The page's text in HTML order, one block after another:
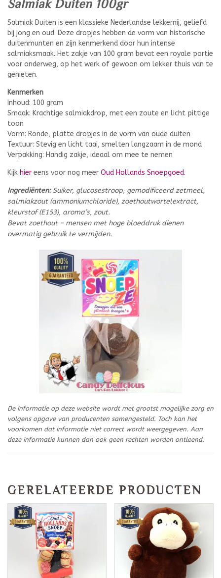
Salmiak Duiten 100gr
Salmiak Duiten is een klassieke Nederlandse lekkernij, geliefd
bij jong en oud. Deze dropjes hebben de vorm van historische
duitenmunten en zijn kenmerkend door hun intense
salmiaksmaak. Het zakje van 100 gram bevat een royale portie
voor onderweg, op het werk of gewoon om lekker thuis van te
genieten.
Kenmerken
Inhoud: 100 gram
Smaak: Krachtige salmiakdrop, met een zoute en licht pittige
toon
Vorm: Ronde, platte dropjes in de vorm van oude duiten
Textuur: Stevig en licht taai, smelten langzaam in de mond
Verpakking: Handig zakje, ideaal om mee te nemen
Kijk hier eens voor nog meer Oud Hollands Snoepgoed.
Ingrediënten:Suiker, glucosestroop, gemodificeerd zetmeel,
salmiakzout (ammoniumchloride), zoethoutwortelextract,
kleurstof (E153), aroma’s, zout.
Bevat zoethout – mensen met hoge bloeddruk dienen
overmatig gebruik te vermijden.
De informatie op deze website wordt met grootst mogelijke zorg en
volgens opgave van producenten samengesteld. Toch kan het
voorkomen dat informatie niet correct wordt weergegeven. Aan
deze informatie kunnen dan ook geen rechten worden ontleend.
GERELATEERDE PRODUCTEN